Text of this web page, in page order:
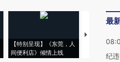
【特别呈现】《东莞，人
间便利店》倾情上线
【推广】走
会，让数智
最
纪